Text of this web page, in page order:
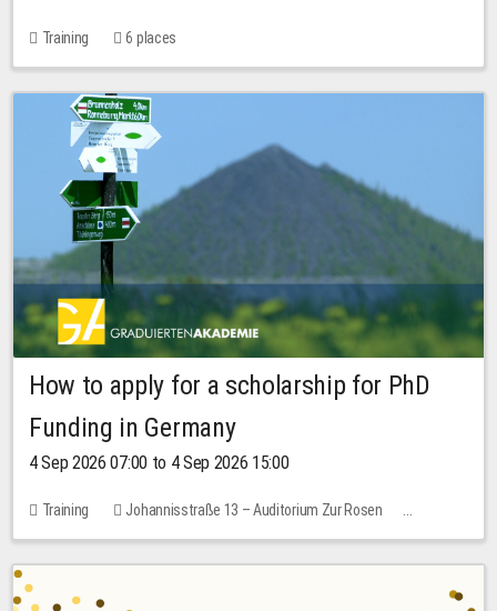
Training 6 places
How to apply for a scholarship for PhD
Funding in Germany
4 Sep 2026 07:00 to 4 Sep 2026 15:00
Training
Johannisstraße 13 – Auditorium Zur Rosen
7 places
10.00 EUR